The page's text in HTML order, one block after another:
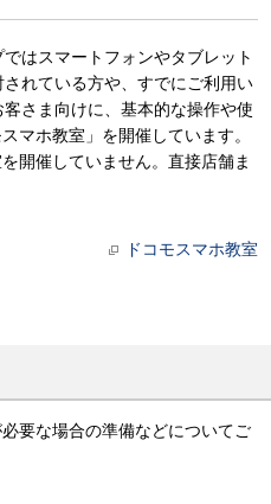
ではスマートフォンやタブレット
れている方や、すでにご利用い
さま向けに、基本的な操作や使
マホ教室」を開催しています。
開催していません。直接店舗ま
ドコモスマホ教室
要な場合の準備などについてご